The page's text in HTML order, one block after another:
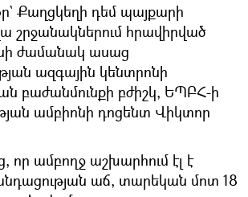
Քաղցկեղի դեմ պայքարի
շրջանակներում հրավիրված
ժամանակ ասաց
ազգային կենտրոնի
բաժանմունքի բժիշկ, ԵՊԲՀ-ի
ամբիոնի դոցենտ Վիկտոր
որ ամբողջ աշխարհում էլ է
աճ, տարեկան մոտ 18